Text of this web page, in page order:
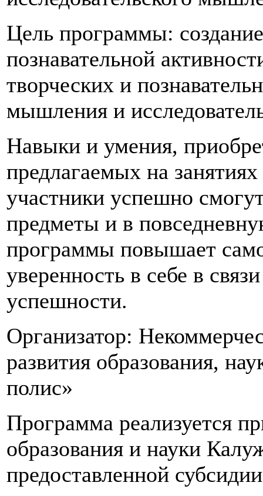
Цель программы:
познавательной
творческих и
мышления и
Навыки и умения,
предлагаемых на
участники успешно
предметы и в
программы повышает
уверенность в себе в
успешности.
Организатор:
развития образования,
полис»
Программа реализуется
образования и науки
предоставленной